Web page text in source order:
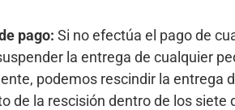
pago: Si no efectúa el pago de
la entrega de cualquier
podemos rescindir la entrega
de la rescisión dentro de los